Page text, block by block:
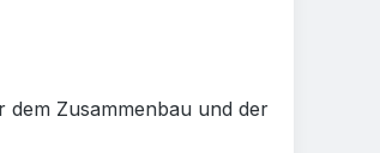
dem Zusammenbau und der